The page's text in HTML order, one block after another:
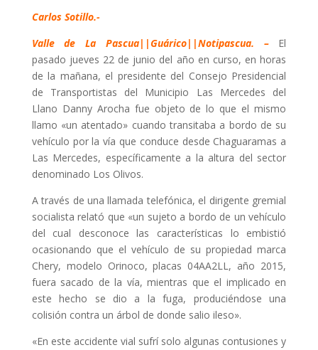
Carlos Sotillo.-
Valle de La Pascua||Guárico||Notipascua. –El
pasado jueves 22 de junio del año en curso, en horas
de la mañana, el presidente del Consejo Presidencial
de Transportistas del Municipio Las Mercedes del
Llano Danny Arocha fue objeto de lo que el mismo
llamo «un atentado» cuando transitaba a bordo de su
vehículo por la vía que conduce desde Chaguaramas a
Las Mercedes, específicamente a la altura del sector
denominado Los Olivos.
A través de una llamada telefónica, el dirigente gremial
socialista relató que «un sujeto a bordo de un vehículo
del cual desconoce las características lo embistió
ocasionando que el vehículo de su propiedad marca
Chery, modelo Orinoco, placas 04AA2LL, año 2015,
fuera sacado de la vía, mientras que el implicado en
este hecho se dio a la fuga, produciéndose una
colisión contra un árbol de donde salio ileso».
«En este accidente vial sufrí solo algunas contusiones y